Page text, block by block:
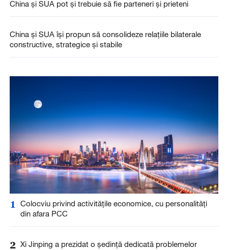
China și SUA pot și trebuie să fie parteneri și prieteni
China și SUA își propun să consolideze relațiile bilaterale
constructive, strategice și stabile
1
Colocviu privind activitățile economice, cu personalități
din afara PCC
2 Xi Jinping a prezidat o ședință dedicată problemelor